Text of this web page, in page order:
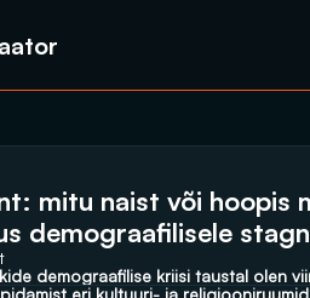
mitu naist või
demograafilisele
demograafilise kriisi taustal olen
eri kultuuri- ja